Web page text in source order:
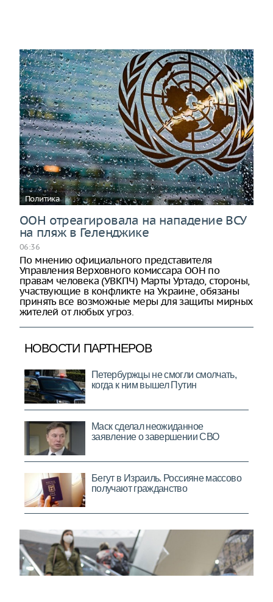
Политика
ООН отреагировала на нападение ВСУ
на пляж в Геленджике
06:36
По мнению официального представителя
Управления Верховного комиссара ООН по
правам человека (УВКПЧ) Марты Уртадо, стороны,
участвующие в конфликте на Украине, обязаны
принять все возможные меры для защиты мирных
жителей от любых угроз.